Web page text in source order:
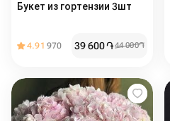
Букет из гортензии 3шт
4.91 970 39 600֏44 000֏